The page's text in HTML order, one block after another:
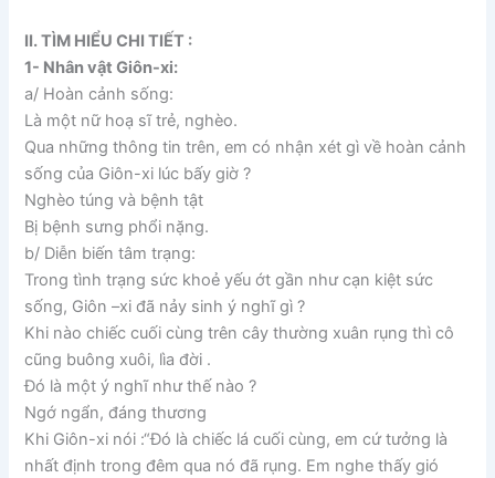
II. TÌM HIỂU CHI TIẾT :
1- Nhân vật Giôn-xi:
a/ Hoàn cảnh sống:
Là một nữ hoạ sĩ trẻ, nghèo.
Qua những thông tin trên, em có nhận xét gì về hoàn cảnh
sống của Giôn-xi lúc bấy giờ ?
Nghèo túng và bệnh tật
Bị bệnh sưng phổi nặng.
b/ Diễn biến tâm trạng:
Trong tình trạng sức khoẻ yếu ớt gần như cạn kiệt sức
sống, Giôn –xi đã nảy sinh ý nghĩ gì ?
Khi nào chiếc cuối cùng trên cây thường xuân rụng thì cô
cũng buông xuôi, lìa đời .
Đó là một ý nghĩ như thế nào ?
Ngớ ngẩn, đáng thương
Khi Giôn-xi nói :“Đó là chiếc lá cuối cùng, em cứ tưởng là
nhất định trong đêm qua nó đã rụng. Em nghe thấy gió